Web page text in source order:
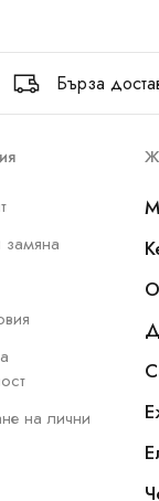
Бърза
на лични